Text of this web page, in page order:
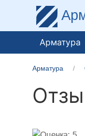
Арматура
Арматура